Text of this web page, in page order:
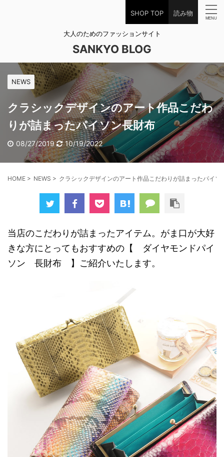
SHOP TOP 読み物
大人のためのファッションサイト
SANKYO BLOG
NEWS
クラシックデザインのアート作品こだわ
りが詰まったパイソン長財布
08/27/2019 10/19/2022
HOME > NEWS > クラシックデザインのアート作品こだわりが詰まったパイソ
当店のこだわりが詰まったアイテム。がま口が大好
きな方にとってもおすすめの【 ダイヤモンドパイ
ソン 長財布 】ご紹介いたします。